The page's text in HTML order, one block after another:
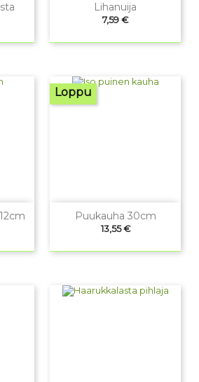
Lihanuija
Hinta
7,59 €
Puukauha 30cm
Hinta
13,55 €
Loppu